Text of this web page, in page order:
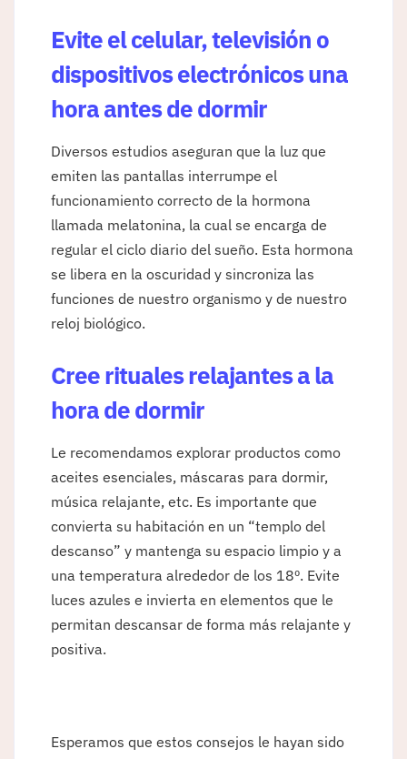
Evite el celular, televisión o
dispositivos electrónicos una
hora antes de dormir
Diversos estudios aseguran que la luz que
emiten las pantallas interrumpe el
funcionamiento correcto de la hormona
llamada melatonina, la cual se encarga de
regular el ciclo diario del sueño. Esta hormona
se libera en la oscuridad y sincroniza las
funciones de nuestro organismo y de nuestro
reloj biológico.
Cree rituales relajantes a la
hora de dormir
Le recomendamos explorar productos como
aceites esenciales, máscaras para dormir,
música relajante, etc. Es importante que
convierta su habitación en un “templo del
descanso” y mantenga su espacio limpio y a
una temperatura alrededor de los 18º. Evite
luces azules e invierta en elementos que le
permitan descansar de forma más relajante y
positiva.
Esperamos que estos consejos le hayan sido